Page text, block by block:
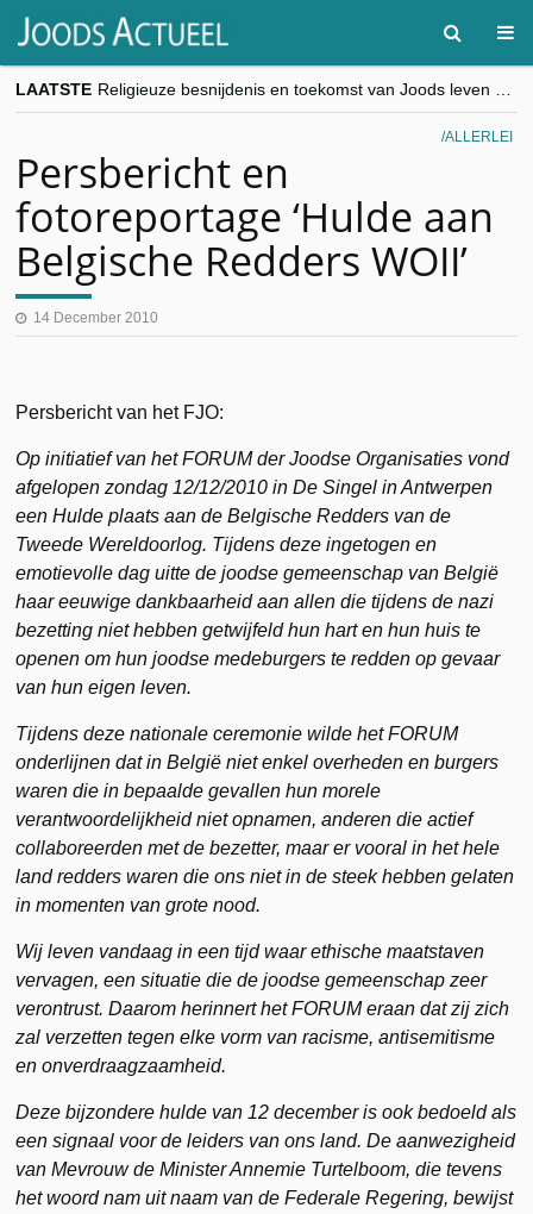
LAATSTE
“Besnijdenisdebat toont hoe moeilijk seculiere Westen minderheden begrijpt”, Jinnih Beels (Vooruit)
CITYTRIP | ROEMENIË – Boekarest: de verrassing van Oost-Europa
ALLERLEI
Persbericht en
fotoreportage ‘Hulde aan
Belgische Redders WOII’
14 December 2010
Persbericht van het FJO:
Op initiatief van het FORUM der Joodse Organisaties vond
afgelopen zondag 12/12/2010 in De Singel in Antwerpen
een Hulde plaats aan de Belgische Redders van de
Tweede Wereldoorlog. Tijdens deze ingetogen en
emotievolle dag uitte de joodse gemeenschap van België
haar eeuwige dankbaarheid aan allen die tijdens de nazi
bezetting niet hebben getwijfeld hun hart en hun huis te
openen om hun joodse medeburgers te redden op gevaar
van hun eigen leven.
Tijdens deze nationale ceremonie wilde het FORUM
onderlijnen dat in België niet enkel overheden en burgers
waren die in bepaalde gevallen hun morele
verantwoordelijkheid niet opnamen, anderen die actief
collaboreerden met de bezetter, maar er vooral in het hele
land redders waren die ons niet in de steek hebben gelaten
in momenten van grote nood.
Wij leven vandaag in een tijd waar ethische maatstaven
vervagen, een situatie die de joodse gemeenschap zeer
verontrust. Daarom herinnert het FORUM eraan dat zij zich
zal verzetten tegen elke vorm van racisme, antisemitisme
en onverdraagzaamheid.
Deze bijzondere hulde van 12 december is ook bedoeld als
een signaal voor de leiders van ons land. De aanwezigheid
van Mevrouw de Minister Annemie Turtelboom, die tevens
het woord nam uit naam van de Federale Regering, bewijst